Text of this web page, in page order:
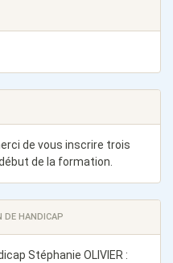
de vous inscrire trois
de la formation.
DE HANDICAP
Stéphanie OLIVIER :